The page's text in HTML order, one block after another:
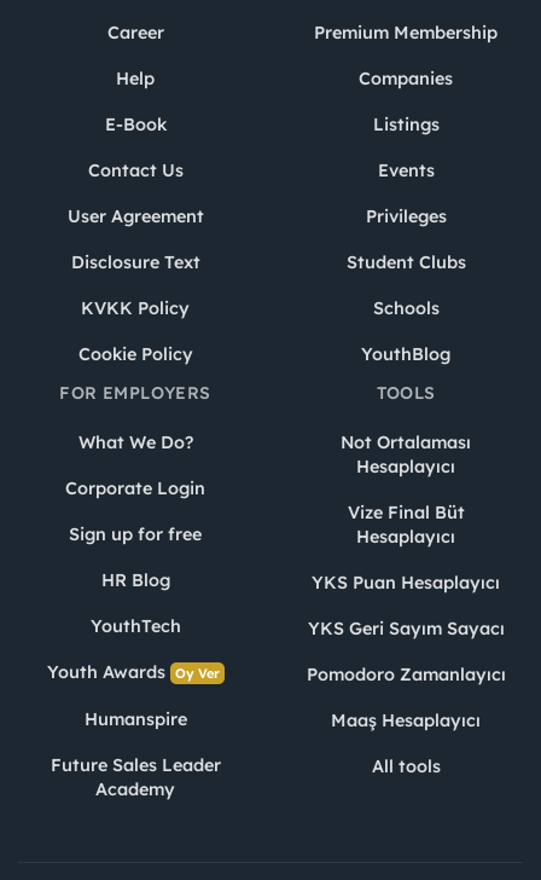
Career
Help
E-Book
Contact Us
User Agreement
Disclosure Text
KVKK Policy
Cookie Policy
Premium Membership
Companies
Listings
Events
Privileges
Student Clubs
Schools
YouthBlog
FOR EMPLOYERS
What We Do?
Corporate Login
Sign up for free
HR Blog
YouthTech
Youth Awards Oy Ver
Humanspire
Future Sales Leader
Academy
TOOLS
Not Ortalaması
Hesaplayıcı
Vize Final Büt
Hesaplayıcı
YKS Puan Hesaplayıcı
YKS Geri Sayım Sayacı
Pomodoro Zamanlayıcı
Maaş Hesaplayıcı
All tools